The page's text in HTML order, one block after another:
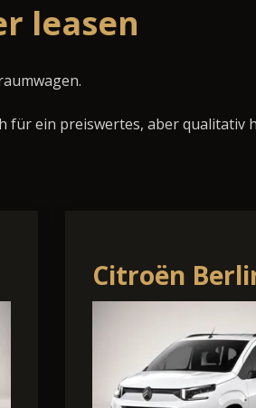
leasen
für ein preiswertes, aber qualitativ
Citroën
PKW MAX
Kam PrivG
LED